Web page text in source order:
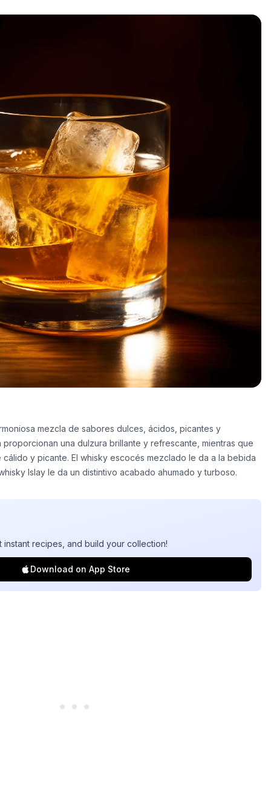
mezcla de sabores dulces, ácidos, picantes y
proporcionan una dulzura brillante y refrescante, mientras que
y picante. El whisky escocés mezclado le da a la bebida
Islay le da un distintivo acabado ahumado y turboso.
instant recipes, and build your collection!
Download on App Store